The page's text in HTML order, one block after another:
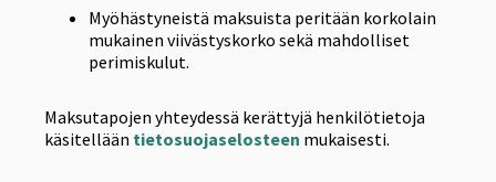
Myöhästyneistä maksuista peritään korkolain
mukainen viivästyskorko sekä mahdolliset
perimiskulut.
Maksutapojen yhteydessä kerättyjä henkilötietoja
käsitellään tietosuojaselosteen mukaisesti.